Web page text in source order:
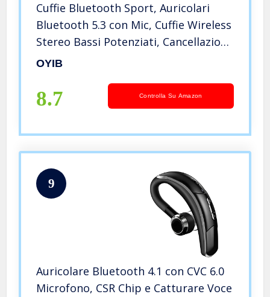
Cuffie Bluetooth Sport, Auricolari
Bluetooth 5.3 con Mic, Cuffie Wireless
Stereo Bassi Potenziati, Cancellazione
Rumore, 40H, Cuffie Senza Fili IPX7
Controllo Touch
OYIB
8.7 Controlla Su Amazon
9
Auricolare Bluetooth 4.1 con CVC 6.0
Microfono, CSR Chip e Catturare Voce